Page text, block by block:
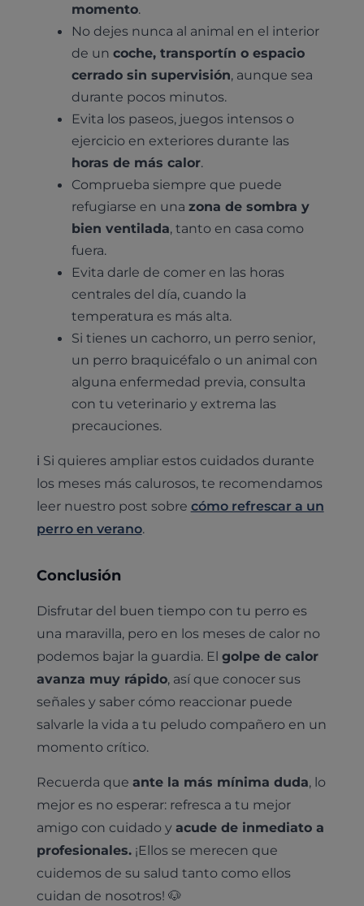
momento.
No dejes nunca al animal en el interior
de uncoche, transportín o espacio
cerrado sin supervisión, aunque sea
durante pocos minutos.
Evita los paseos, juegos intensos o
ejercicio en exteriores durante las
horas de más calor.
Comprueba siempre que puede
refugiarse en unazona de sombra y
bien ventilada, tanto en casa como
fuera.
Evita darle de comer en las horas
centrales del día, cuando la
temperatura es más alta.
Si tienes un cachorro, un perro senior,
un perro braquicéfalo o un animal con
alguna enfermedad previa, consulta
con tu veterinario y extrema las
precauciones.
ℹ️ Si quieres ampliar estos cuidados durante
los meses más calurosos, te recomendamos
leer nuestro post sobre cómo refrescar a un
perro en verano.
Conclusión
Disfrutar del buen tiempo con tu perro es
una maravilla, pero en los meses de calor no
podemos bajar la guardia. El golpe de calor
avanza muy rápido, así que conocer sus
señales y saber cómo reaccionar puede
salvarle la vida a tu peludo compañero en un
momento crítico.
Recuerda que ante la más mínima duda, lo
mejor es no esperar: refresca a tu mejor
amigo con cuidado y acude de inmediato a
profesionales.¡Ellos se merecen que
cuidemos de su salud tanto como ellos
cuidan de nosotros! 🐶